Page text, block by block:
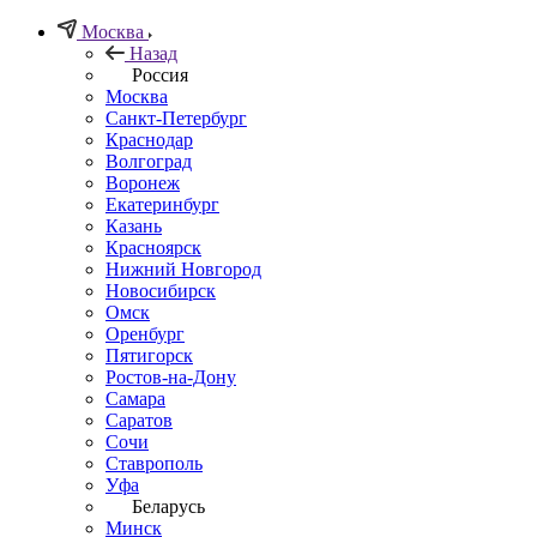
Москва
Назад
Россия
Москва
Санкт-Петербург
Краснодар
Волгоград
Воронеж
Екатеринбург
Казань
Красноярск
Нижний Новгород
Новосибирск
Омск
Оренбург
Пятигорск
Ростов-на-Дону
Самара
Саратов
Сочи
Ставрополь
Уфа
Беларусь
Минск